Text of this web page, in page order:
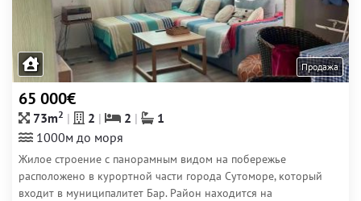
Продажа
65 000€
73m2 2 2
1
1000м до моря
Жилое строение с панорамным видом на побережье
расположено в курортной части города Сутоморе, который
входит в муниципалитет Бар. Район находится на